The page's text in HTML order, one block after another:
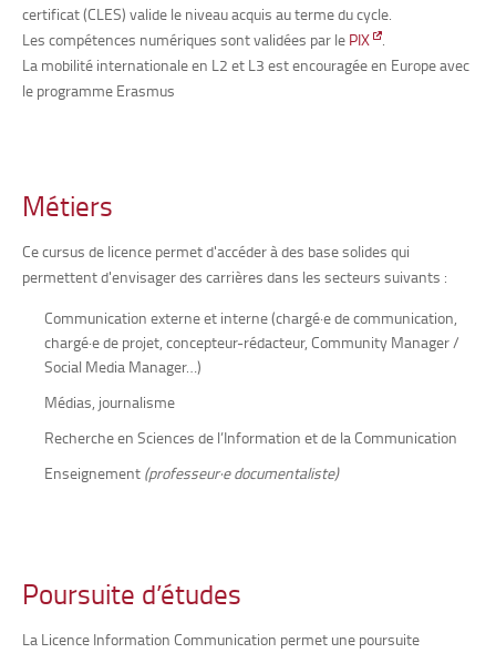
certificat (CLES) valide le niveau acquis au terme du cycle.
Les compétences numériques sont validées par le PIX
.
La mobilité internationale en L2 et L3 est encouragée en Europe avec
le programme Erasmus
Métiers
Ce cursus de licence permet d'accéder à des base solides qui
permettent d'envisager des carrières dans les secteurs suivants :
Communication externe et interne (chargé·e de communication,
chargé·e de projet, concepteur-rédacteur, Community Manager /
Social Media Manager…)
Médias, journalisme
Recherche en Sciences de l’Information et de la Communication
Enseignement (professeur·e documentaliste)
Poursuite d’études
La Licence Information Communication permet une poursuite